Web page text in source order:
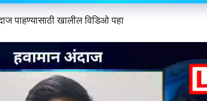
पाहण्यासाठी खालील विडिओ पहा